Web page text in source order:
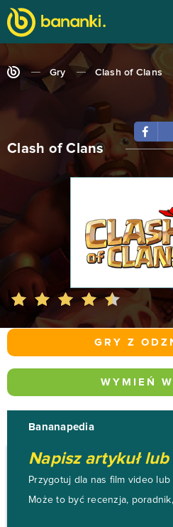
Gry Clash of Clans
Clash of Clans
GRY Z
WYMIEŃ
Bananapedia
Napisz artykuł
Przygotuj dla nas film video
Może to być recenzja,